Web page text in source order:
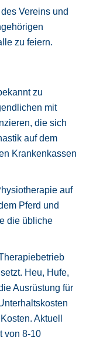
Vereins und
zu feiern.
zu
mit
die sich
auf dem
Krankenkassen
auf
Pferd und
die übliche
Heu, Hufe,
Ausrüstung für
Aktuell
von 8-10